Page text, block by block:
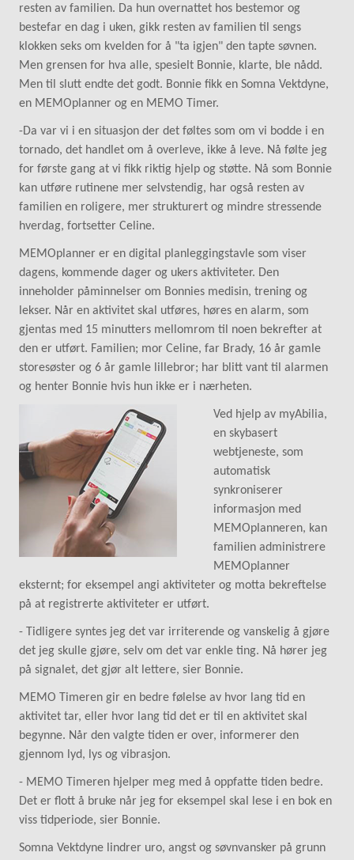
resten av familien. Da hun overnattet hos bestemor og
bestefar en dag i uken, gikk resten av familien til sengs
klokken seks om kvelden for å "ta igjen" den tapte søvnen.
Men grensen for hva alle, spesielt Bonnie, klarte, ble nådd.
Men til slutt endte det godt. Bonnie fikk en Somna Vektdyne,
en MEMOplanner og en MEMO Timer.
-Da var vi i en situasjon der det føltes som om vi bodde i en
tornado, det handlet om å overleve, ikke å leve. Nå følte jeg
for første gang at vi fikk riktig hjelp og støtte. Nå som Bonnie
kan utføre rutinene mer selvstendig, har også resten av
familien en roligere, mer strukturert og mindre stressende
hverdag, fortsetter Celine.
MEMOplanner er en digital planleggingstavle som viser
dagens, kommende dager og ukers aktiviteter. Den
inneholder påminnelser om Bonnies medisin, trening og
lekser. Når en aktivitet skal utføres, høres en alarm, som
gjentas med 15 minutters mellomrom til noen bekrefter at
den er utført. Familien; mor Celine, far Brady, 16 år gamle
storesøster og 6 år gamle lillebror; har blitt vant til alarmen
og henter Bonnie hvis hun ikke er i nærheten.
Ved hjelp av myAbilia,
en skybasert
webtjeneste, som
automatisk
synkroniserer
informasjon med
MEMOplanneren, kan
familien administrere
MEMOplanner
eksternt; for eksempel angi aktiviteter og motta bekreftelse
på at registrerte aktiviteter er utført.
- Tidligere syntes jeg det var irriterende og vanskelig å gjøre
det jeg skulle gjøre, selv om det var enkle ting. Nå hører jeg
på signalet, det gjør alt lettere, sier Bonnie.
MEMO Timeren gir en bedre følelse av hvor lang tid en
aktivitet tar, eller hvor lang tid det er til en aktivitet skal
begynne. Når den valgte tiden er over, informerer den
gjennom lyd, lys og vibrasjon.
- MEMO Timeren hjelper meg med å oppfatte tiden bedre.
Det er flott å bruke når jeg for eksempel skal lese i en bok en
viss tidperiode, sier Bonnie.
Somna Vektdyne lindrer uro, angst og søvnvansker på grunn